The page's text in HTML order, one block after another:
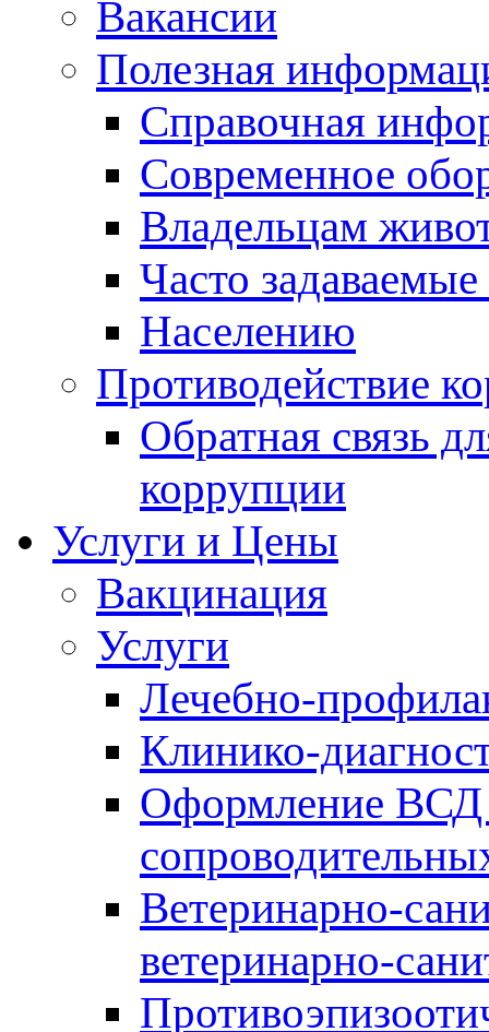
Вакансии
Полезная
Справочная
Современное
Владельцам
Часто
Населению
Противодействие
Обратная связь
коррупции
Услуги и Цены
Вакцинация
Услуги
Лечебно-
Клинико-
Оформление ВСД
Ветеринарно-
ветеринарно-